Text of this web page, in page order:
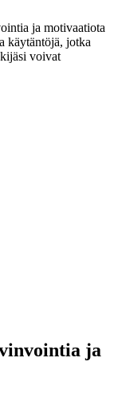
ja motivaatiota
käytäntöjä, jotka
voivat
ja